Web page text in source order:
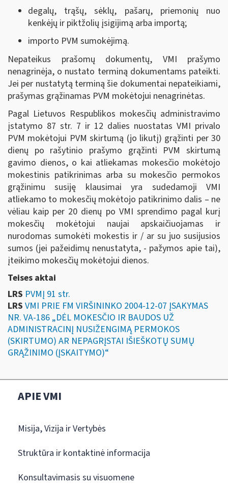
degalų, trąšų, sėklų, pašarų, priemonių nuo
kenkėjų ir piktžolių įsigijimą arba importą;
importo PVM sumokėjimą.
Nepateikus prašomų dokumentų, VMI prašymo
nenagrinėja, o nustato terminą dokumentams pateikti.
Jei per nustatytą terminą šie dokumentai nepateikiami,
prašymas grąžinamas PVM mokėtojui nenagrinėtas.
Pagal Lietuvos Respublikos mokesčių administravimo
įstatymo 87 str. 7 ir 12 dalies nuostatas VMI privalo
PVM mokėtojui PVM skirtumą (jo likutį) grąžinti per 30
dienų po rašytinio prašymo grąžinti PVM skirtumą
gavimo dienos, o kai atliekamas mokesčio mokėtojo
mokestinis patikrinimas arba su mokesčio permokos
grąžinimu susiję klausimai yra sudedamoji VMI
atliekamo to mokesčių mokėtojo patikrinimo dalis – ne
vėliau kaip per 20 dienų po VMI sprendimo pagal kurį
mokesčių mokėtojui naujai apskaičiuojamas ir
nurodomas sumokėti mokestis ir / ar su juo susijusios
sumos (jei pažeidimų nenustatyta, - pažymos apie tai),
įteikimo mokesčių mokėtojui dienos.
Teises aktai
LRS PVMĮ 91 str.
LRS VMI PRIE FM VIRŠININKO 2004-12-07 ĮSAKYMAS
NR. VA-186 „DĖL MOKESČIO IR BAUDOS UŽ
ADMINISTRACINĮ NUSIŽENGIMĄ PERMOKOS
(SKIRTUMO) AR NEPAGRĮSTAI IŠIEŠKOTŲ SUMŲ
GRĄŽINIMO (ĮSKAITYMO)“
APIE VMI
Misija, Vizija ir Vertybės
Struktūra ir kontaktinė informacija
Konsultavimasis su visuomene